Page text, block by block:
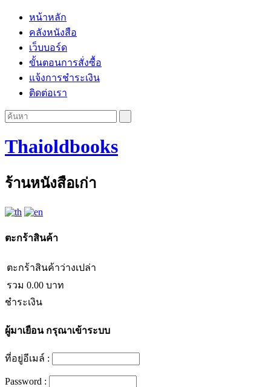
หน้าหลัก
คลังหนังสือ
เว็บบอร์ด
ขั้นตอนการสั่งซื้อ
แจ้งการชำระเงิน
ติดต่อเรา
Thaioldbooks
ร้านหนังสือเก่า
ตะกร้าสินค้า
ตะกร้าสินค้าว่างเปล่า
รวม 0.00 บาท
ชำระเงิน
ผู้มาเยือนกรุณาเข้าระบบ
ที่อยู่อีเมล์ :
Password :